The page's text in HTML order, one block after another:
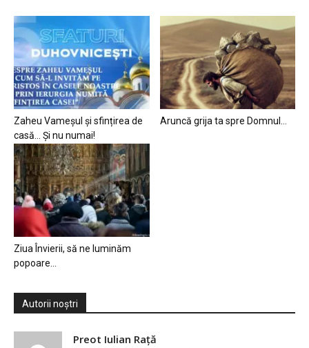
Zaheu Vameșul și sfințirea de
casă… Și nu numai!
Aruncă grija ta spre Domnul…
Ziua Învierii, să ne luminăm
popoare…
Autorii noștri
Preot Iulian Raţă